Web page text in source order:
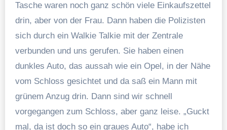
Tasche waren noch ganz schön viele Einkaufszettel
drin, aber von der Frau. Dann haben die Polizisten
sich durch ein Walkie Talkie mit der Zentrale
verbunden und uns gerufen. Sie haben einen
dunkles Auto, das aussah wie ein Opel, in der Nähe
vom Schloss gesichtet und da saß ein Mann mit
grünem Anzug drin. Dann sind wir schnell
vorgegangen zum Schloss, aber ganz leise. „Guckt
mal, da ist doch so ein graues Auto“, habe ich